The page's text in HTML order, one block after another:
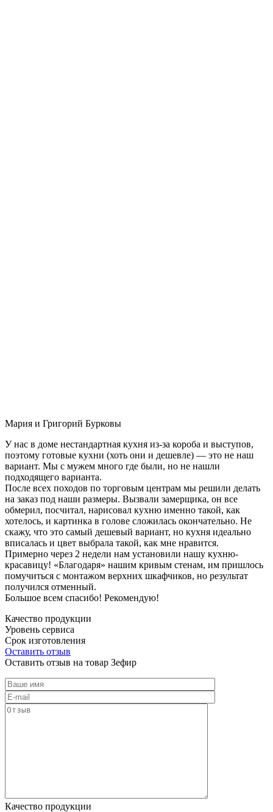
Мария и Григорий Бурковы
У нас в доме нестандартная кухня из-за короба и выступов,
поэтому готовые кухни (хоть они и дешевле) — это не наш
вариант. Мы с мужем много где были, но не нашли
подходящего варианта.
После всех походов по торговым центрам мы решили делать
на заказ под наши размеры. Вызвали замерщика, он все
обмерил, посчитал, нарисовал кухню именно такой, как
хотелось, и картинка в голове сложилась окончательно. Не
скажу, что это самый дешевый вариант, но кухня идеально
вписалась и цвет выбрала такой, как мне нравится.
Примерно через 2 недели нам установили нашу кухню-
красавицу! «Благодаря» нашим кривым стенам, им пришлось
помучиться с монтажом верхних шкафчиков, но результат
получился отменный.
Большое всем спасибо! Рекомендую!
Качество продукции
Уровень сервиса
Срок изготовления
Оставить отзыв
Оставить отзыв на товар Зефир
Качество продукции